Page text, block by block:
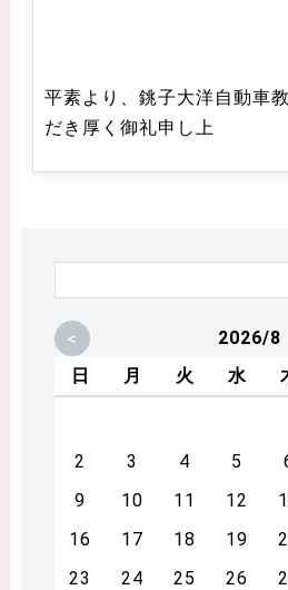
平素より、銚子大洋自動車
だき厚く御礼申し上
<
2026/8
日
月 火 水
2
3 4 5
9
10 11 12
16
17 18 19
23
24 25 26